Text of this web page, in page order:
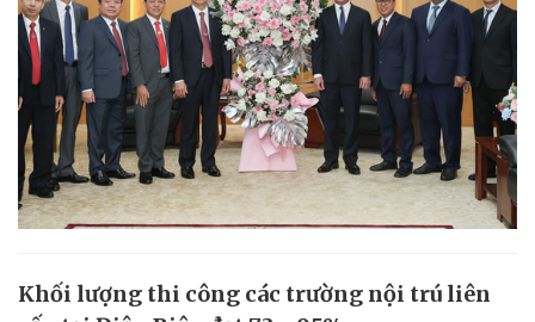
Khối lượng thi công các trường nội trú liên